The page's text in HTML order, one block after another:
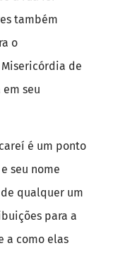
também
o
de
seu
é um ponto
seu nome
qualquer um
para a
a como elas